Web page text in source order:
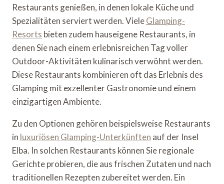
Restaurants genießen, in denen lokale Küche und
Spezialitäten serviert werden. VieleGlamping-
Resorts bieten zudem hauseigene Restaurants, in
denen Sie nach einem erlebnisreichen Tag voller
Outdoor-Aktivitäten kulinarisch verwöhnt werden.
Diese Restaurants kombinieren oft das Erlebnis des
Glamping mit exzellenter Gastronomie und einem
einzigartigen Ambiente.
Zu den Optionen gehören beispielsweise Restaurants
in luxuriösen Glamping-Unterkünften auf der Insel
Elba. In solchen Restaurants können Sie regionale
Gerichte probieren, die aus frischen Zutaten und nach
traditionellen Rezepten zubereitet werden. Ein